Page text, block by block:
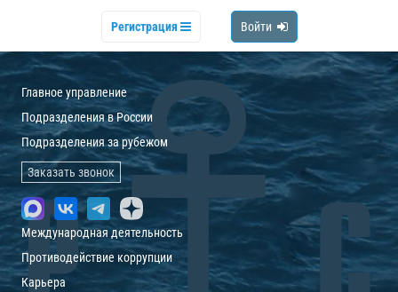
Регистрация Войти
Главное управление
Подразделения в России
Подразделения за рубежом
Заказать звонок
Международная деятельность
Противодействие коррупции
Карьера